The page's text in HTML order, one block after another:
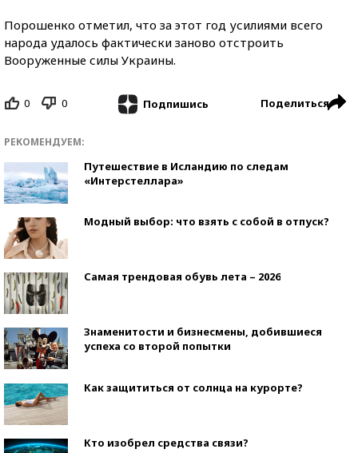
Порошенко отметил, что за этот год усилиями всего
народа удалось фактически заново отстроить
Вооруженные силы Украины.
0 0 Подпишись Поделиться
РЕКОМЕНДУЕМ:
Путешествие в Исландию по следам
«Интерстеллара»
Модный выбор: что взять с собой в отпуск?
Самая трендовая обувь лета – 2026
Знаменитости и бизнесмены, добившиеся
успеха со второй попытки
Как защититься от солнца на курорте?
Кто изобрел средства связи?